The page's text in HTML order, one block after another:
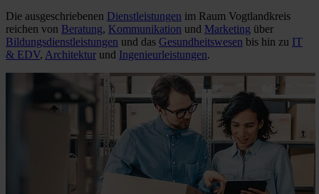
Die ausgeschriebenen Dienstleistungen im Raum Vogtlandkreis
reichen von Beratung, Kommunikation und Marketing über
Bildungsdienstleistungen und das Gesundheitswesen bis hin zu IT
& EDV, Architektur und Ingenieurleistungen.